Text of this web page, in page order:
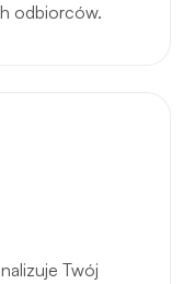
odbiorców.
Twój